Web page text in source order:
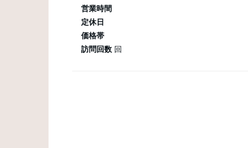
営業時間
定休日
価格帯
訪問回数 回